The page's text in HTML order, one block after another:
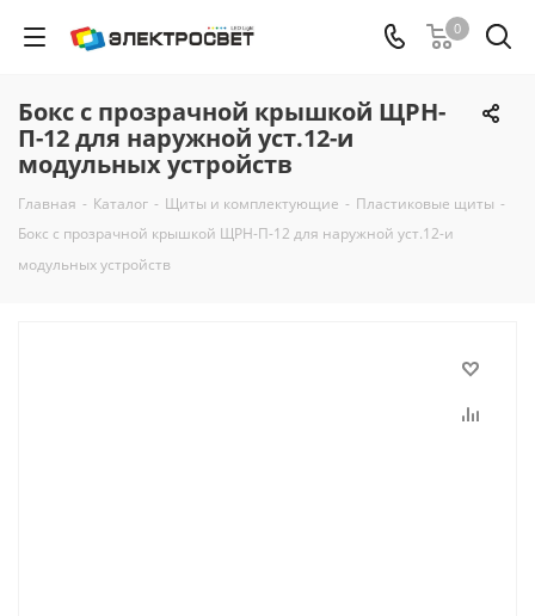
0
Бокс с прозрачной крышкой ЩРН-
П-12 для наружной уст.12-и
модульных устройств
Главная - Каталог - Щиты и комплектующие - Пластиковые щиты -
Бокс с прозрачной крышкой ЩРН-П-12 для наружной уст.12-и
модульных устройств